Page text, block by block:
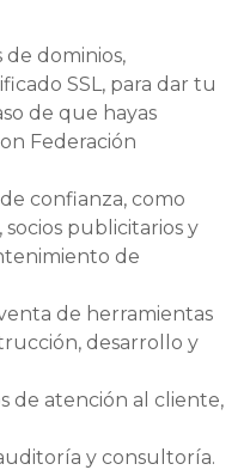
de dominios,
SSL, para dar tu
de que hayas
Federación
confianza, como
publicitarios y
de
de herramientas
desarrollo y
de atención al cliente,
y consultoría.